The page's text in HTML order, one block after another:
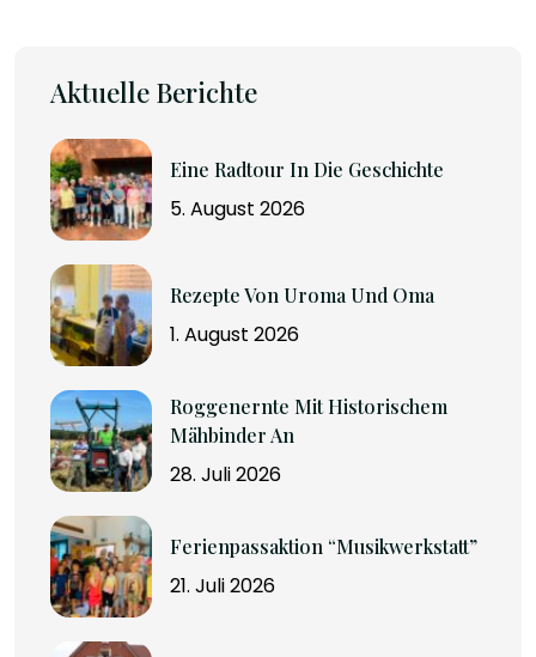
Aktuelle Berichte
Eine Radtour In Die Geschichte
5. August 2026
Rezepte Von Uroma Und Oma
1. August 2026
Roggenernte Mit Historischem
Mähbinder An
28. Juli 2026
Ferienpassaktion “Musikwerkstatt”
21. Juli 2026